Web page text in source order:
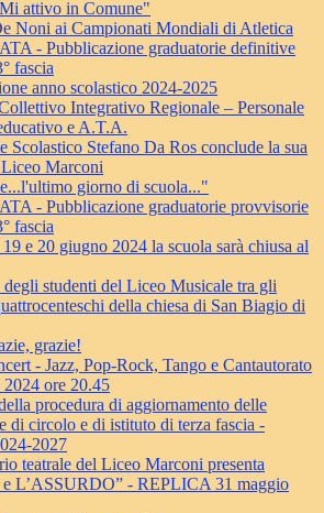
attivo in Comune"
Noni ai Campionati Mondiali di Atletica
- Pubblicazione graduatorie definitive
fascia
anno scolastico 2024-2025
Integrativo Regionale – Personale
e A.T.A.
Scolastico Stefano Da Ros conclude la sua
Marconi
giorno di scuola..."
- Pubblicazione graduatorie provvisorie
fascia
e 20 giugno 2024 la scuola sarà chiusa al
degli studenti del Liceo Musicale tra gli
della chiesa di San Biagio di
grazie!
- Jazz, Pop-Rock, Tango e Cantautorato
ore 20.45
procedura di aggiornamento delle
di circolo e di istituto di terza fascia -
2027
teatrale del Liceo Marconi presenta
L’ASSURDO” - REPLICA 31 maggio